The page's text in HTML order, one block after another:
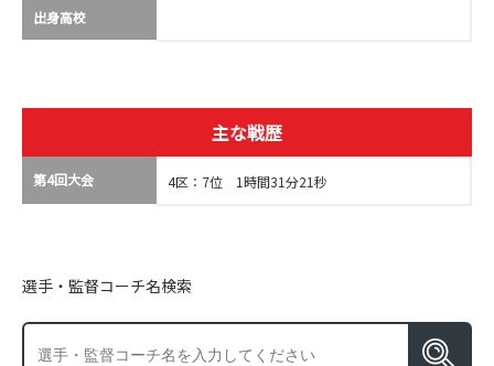
出身高校
主な戦歴
第4回大会 4区：7位 1時間31分21秒
選手・監督コーチ名検索